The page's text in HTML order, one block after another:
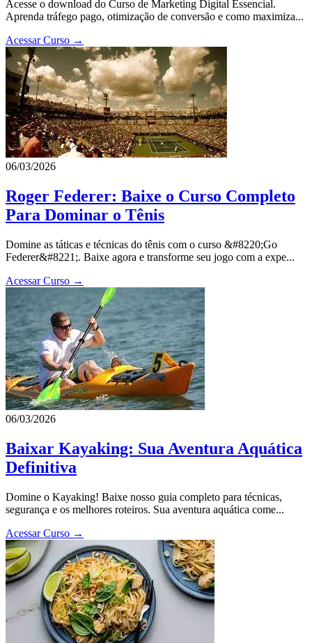
Acesse o download do Curso de Marketing Digital Essencial.
Aprenda tráfego pago, otimização de conversão e como maximiza...
Acessar Curso →
06/03/2026
Roger Federer: Baixe o Curso Completo
Para Dominar o Tênis
Domine as táticas e técnicas do tênis com o curso &#8220;Go
Federer&#8221;. Baixe agora e transforme seu jogo com a expe...
Acessar Curso →
06/03/2026
Baixar Kayaking: Sua Aventura Aquática
Definitiva
Domine o Kayaking! Baixe nosso guia completo para técnicas,
segurança e os melhores roteiros. Sua aventura aquática come...
Acessar Curso →